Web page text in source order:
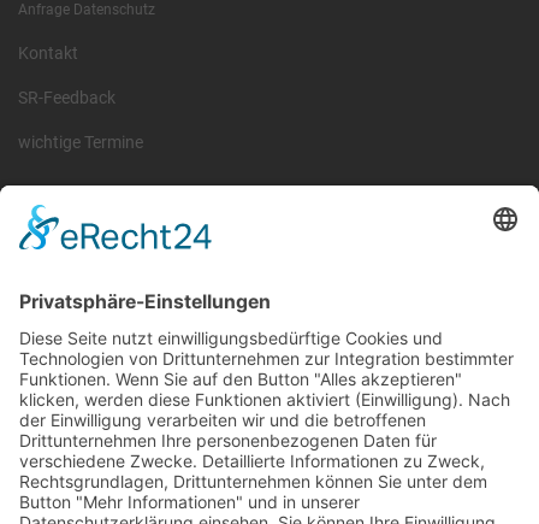
Anfrage Datenschutz
Kontakt
SR-Feedback
wichtige Termine
Information
Sachsen und Thüringen. Er ist als eingetragener Verein tätig und
gleichzeitig Veranstalter der Spiele der Regionalliga in
verschiedenen Ligen.